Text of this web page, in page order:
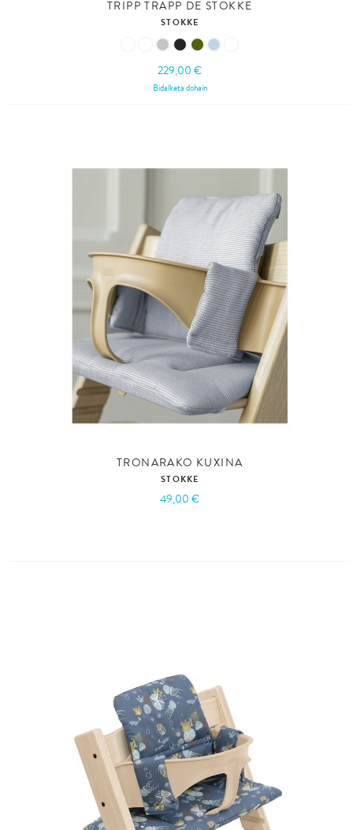
TRIPP TRAPP DE STOKKE
STOKKE
229,00 €
Bidalketa dohain
TRONARAKO KUXINA
STOKKE
49,00 €